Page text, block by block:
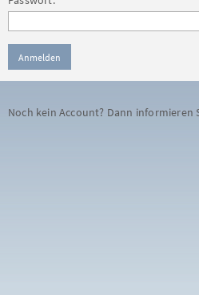
Noch kein Account? Dann informieren